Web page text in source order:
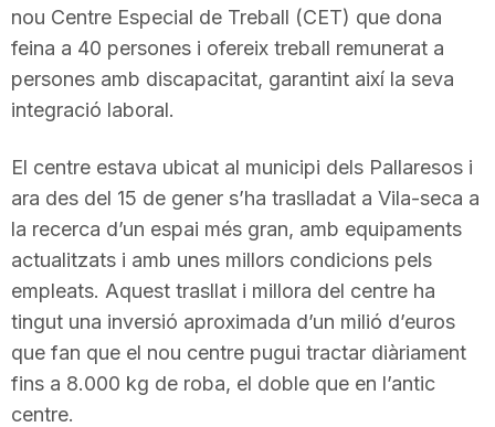
nou Centre Especial de Treball (CET) que dona
feina a 40 persones i ofereix treball remunerat a
persones amb discapacitat, garantint així la seva
integració laboral.
El centre estava ubicat al municipi dels Pallaresos i
ara des del 15 de gener s’ha traslladat a Vila-seca a
la recerca d’un espai més gran, amb equipaments
actualitzats i amb unes millors condicions pels
empleats. Aquest trasllat i millora del centre ha
tingut una inversió aproximada d’un milió d’euros
que fan que el nou centre pugui tractar diàriament
fins a 8.000 kg de roba, el doble que en l’antic
centre.